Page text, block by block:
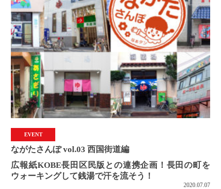
EVENT
ながたさんぽ vol.03 西国街道編
広報紙KOBE長田区民版との連携企画！長田の町を
ウォーキングして銭湯で汗を流そう！
2020.07.07